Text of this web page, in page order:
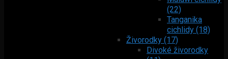
(22)
Tanganika
cichlidy (18)
Živorodky (17)
Divoké živorodky